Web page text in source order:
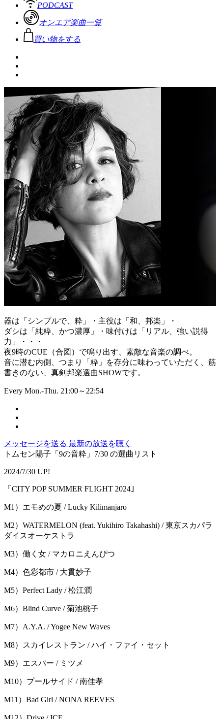
PODCAST
オンエア楽曲一覧
買い物をする
器は「シンプルで、粋」・主役は「和、邦楽」・
ダシは「純粋、かつ濃厚」・味付けは「リアル、強い説得
力」・・・
夜9時のCUE（合図）で鳴り出す、素敵な音楽の調べ。
音に潜む内側、つまり「粋」を存分に味わっていただく、筋
書きのない、真剣邦楽選曲SHOWです。
Every Mon.-Thu. 21:00～22:54
メッセージを送る 最新の放送を聴く
トムセン陽子「9の音粋」7/30 の選曲リスト
2024/7/30 UP!
「CITY POP SUMMER FLIGHT 2024｣
M1）エモめの夏 / Lucky Kilimanjaro
M2）WATERMELON (feat. Yukihiro Takahashi) / 東京スカパラ
ダイスオーケストラ
M3）働く女 / マカロニえんぴつ
M4）色彩都市 / 大貫妙子
M5）Perfect Lady / 松江潤
M6）Blind Curve / 菊池桃子
M7）A.Y.A. / Yogee New Waves
M8）スカイレストラン / ハイ・ファイ・セット
M9）エスパー / ミツメ
M10）プールサイド / 南佳孝
M11）Bad Girl / NONA REEVES